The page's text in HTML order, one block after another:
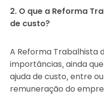
2. O que a Reforma
de custo?
A Reforma Trabalhista
importâncias, ainda
ajuda de custo, entre
remuneração do